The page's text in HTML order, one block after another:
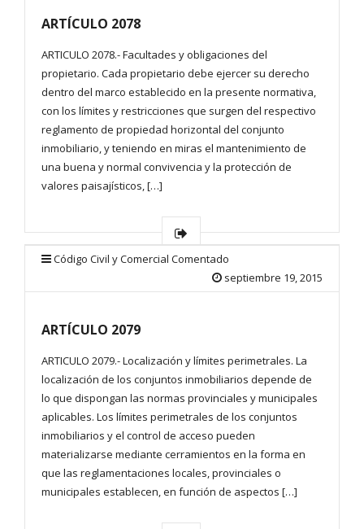
ARTÍCULO 2078
ARTICULO 2078.- Facultades y obligaciones del
propietario. Cada propietario debe ejercer su derecho
dentro del marco establecido en la presente normativa,
con los límites y restricciones que surgen del respectivo
reglamento de propiedad horizontal del conjunto
inmobiliario, y teniendo en miras el mantenimiento de
una buena y normal convivencia y la protección de
valores paisajísticos, […]
Código Civil y Comercial Comentado
septiembre 19, 2015
ARTÍCULO 2079
ARTICULO 2079.- Localización y límites perimetrales. La
localización de los conjuntos inmobiliarios depende de
lo que dispongan las normas provinciales y municipales
aplicables. Los límites perimetrales de los conjuntos
inmobiliarios y el control de acceso pueden
materializarse mediante cerramientos en la forma en
que las reglamentaciones locales, provinciales o
municipales establecen, en función de aspectos […]